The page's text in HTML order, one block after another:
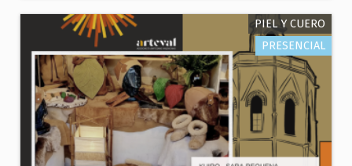
PIEL Y CUERO
PRESENCIAL